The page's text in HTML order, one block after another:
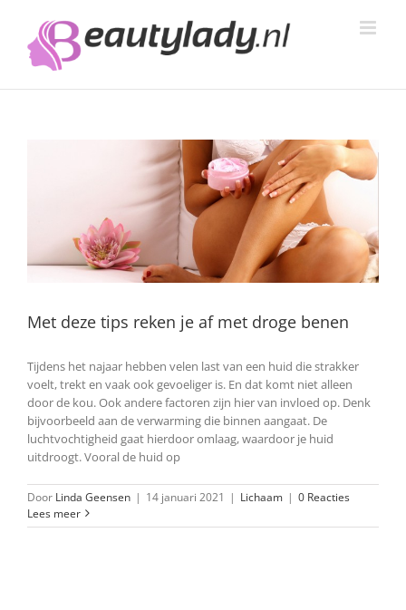
inhoud
Met deze tips reken je af met droge benen
Tijdens het najaar hebben velen last van een huid die strakker
voelt, trekt en vaak ook gevoeliger is. En dat komt niet alleen
door de kou. Ook andere factoren zijn hier van invloed op. Denk
bijvoorbeeld aan de verwarming die binnen aangaat. De
luchtvochtigheid gaat hierdoor omlaag, waardoor je huid
uitdroogt. Vooral de huid op
Door Linda Geensen | 14 januari 2021 | Lichaam | 0 Reacties
Lees meer